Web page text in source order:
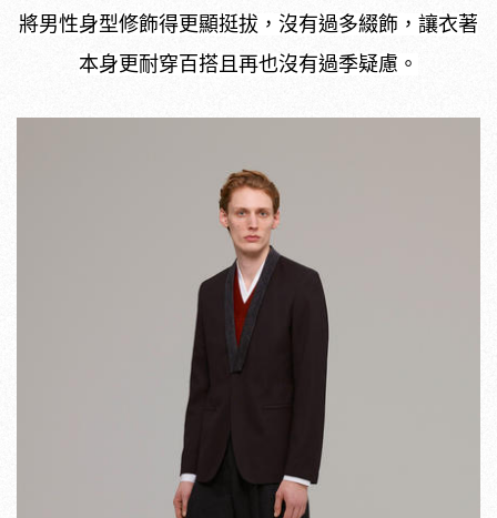
將男性身型修飾得更顯挺拔，沒有過多綴飾，讓衣著
本身更耐穿百搭且再也沒有過季疑慮。